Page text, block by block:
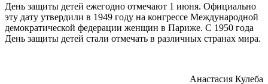
День защиты детей ежегодно отмечают 1 июня. Официально
эту дату утвердили в 1949 году на конгрессе Международной
демократической федерации женщин в Париже. С 1950 года
День защиты детей стали отмечать в различных странах мира.
Анастасия Кулеба